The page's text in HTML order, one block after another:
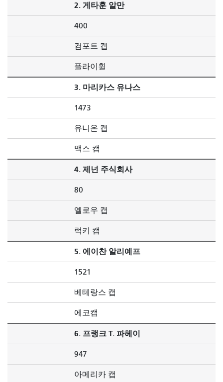
2. 게타훈 알만
400
컴포트 캡
플라이휠
3. 마리카스 유나스
1473
유니온 캡
맥스 캡
4. 제넌 주식회사
80
옐로우 캡
럭키 캡
5. 에이찬 알리예프
1521
베테랑스 캡
에코캡
6. 프랭크 T. 파헤이
947
아메리카 캡